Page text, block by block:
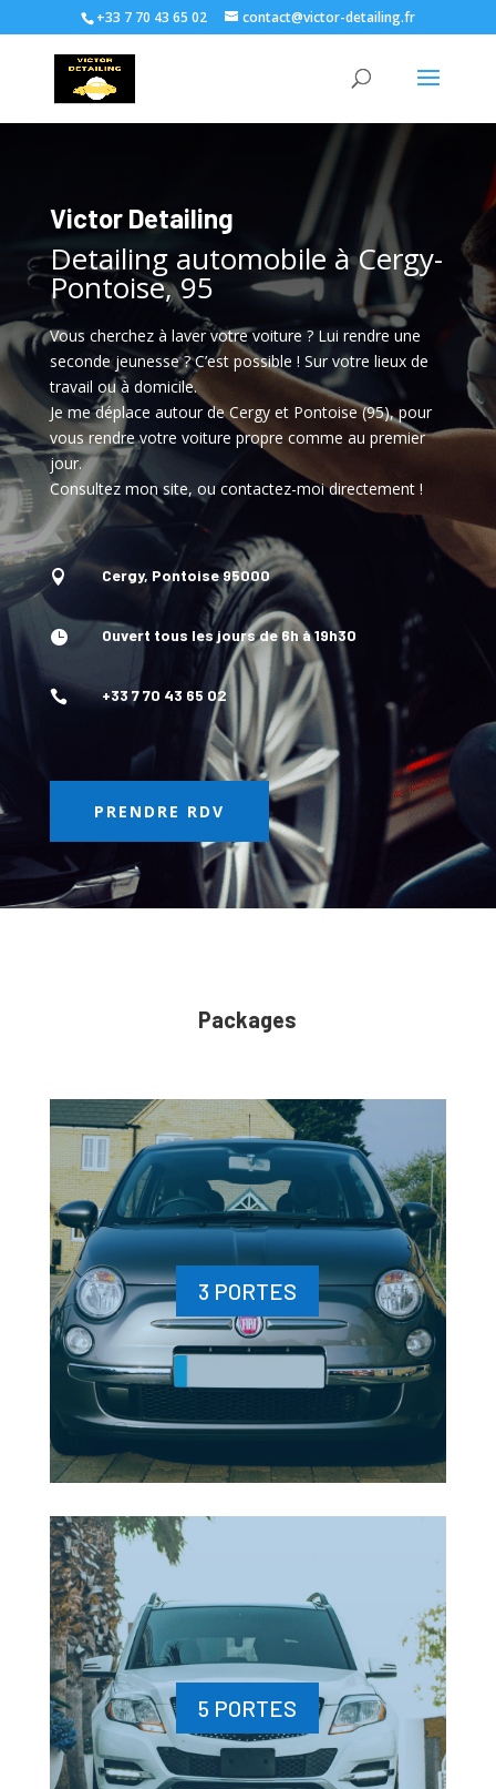
+33 7 70 43 65 02 contact@victor-detailing.fr
Victor Detailing
Detailing automobile à Cergy-
Pontoise, 95
Vous cherchez à laver votre voiture ? Lui rendre une
seconde jeunesse ? C’est possible ! Sur votre lieux de
travail ou à domicile.
Je me déplace autour de Cergy et Pontoise (95), pour
vous rendre votre voiture propre comme au premier
jour.
Consultez mon site, ou contactez-moi directement !
 Cergy, Pontoise 95000
 Ouvert tous les jours de 6h à 19h30
 +33 7 70 43 65 02
PRENDRE RDV
Packages
3 PORTES
5 PORTES